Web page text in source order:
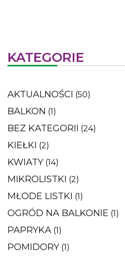
KATEGORIE
AKTUALNOŚCI (50)
BALKON (1)
BEZ KATEGORII (24)
KIEŁKI (2)
KWIATY (14)
MIKROLISTKI (2)
MŁODE LISTKI (1)
OGRÓD NA BALKONIE (1)
PAPRYKA (1)
POMIDORY (1)